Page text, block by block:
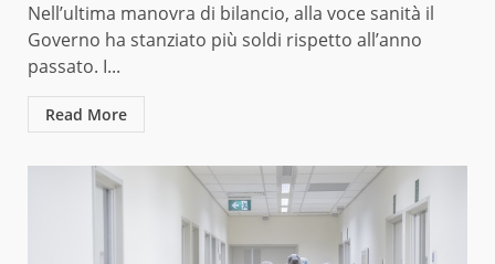
Nell’ultima manovra di bilancio, alla voce sanità il
Governo ha stanziato più soldi rispetto all’anno
passato. I...
Read More